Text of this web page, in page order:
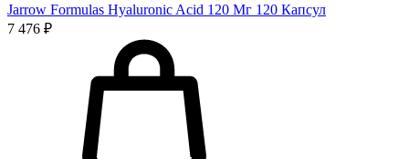
Jarrow Formulas Hyaluronic Acid 120 Мг 120 Капсул
7 476 ₽